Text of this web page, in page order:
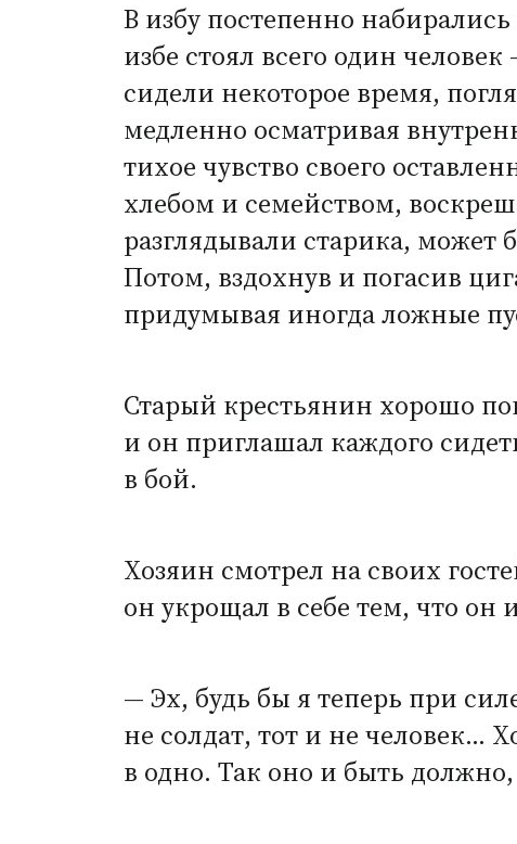
В избу постепенно
избе стоял всего один
сидели некоторое время,
медленно осматривая
тихое чувство своего
хлебом и семейством,
разглядывали старика, может
Потом, вздохнув и погасив
придумывая иногда ложные
Старый крестьянин хорошо
и он приглашал каждого
в бой.
Хозяин смотрел на своих
он укрощал в себе тем, что
— Эх, будь бы я теперь при
не солдат, тот и не человек…
в одно. Так оно и быть